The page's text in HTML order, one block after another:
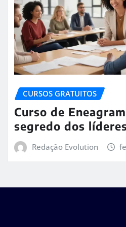
CURSOS GRATUITOS
Curso de
segredo dos
Redação Evolution